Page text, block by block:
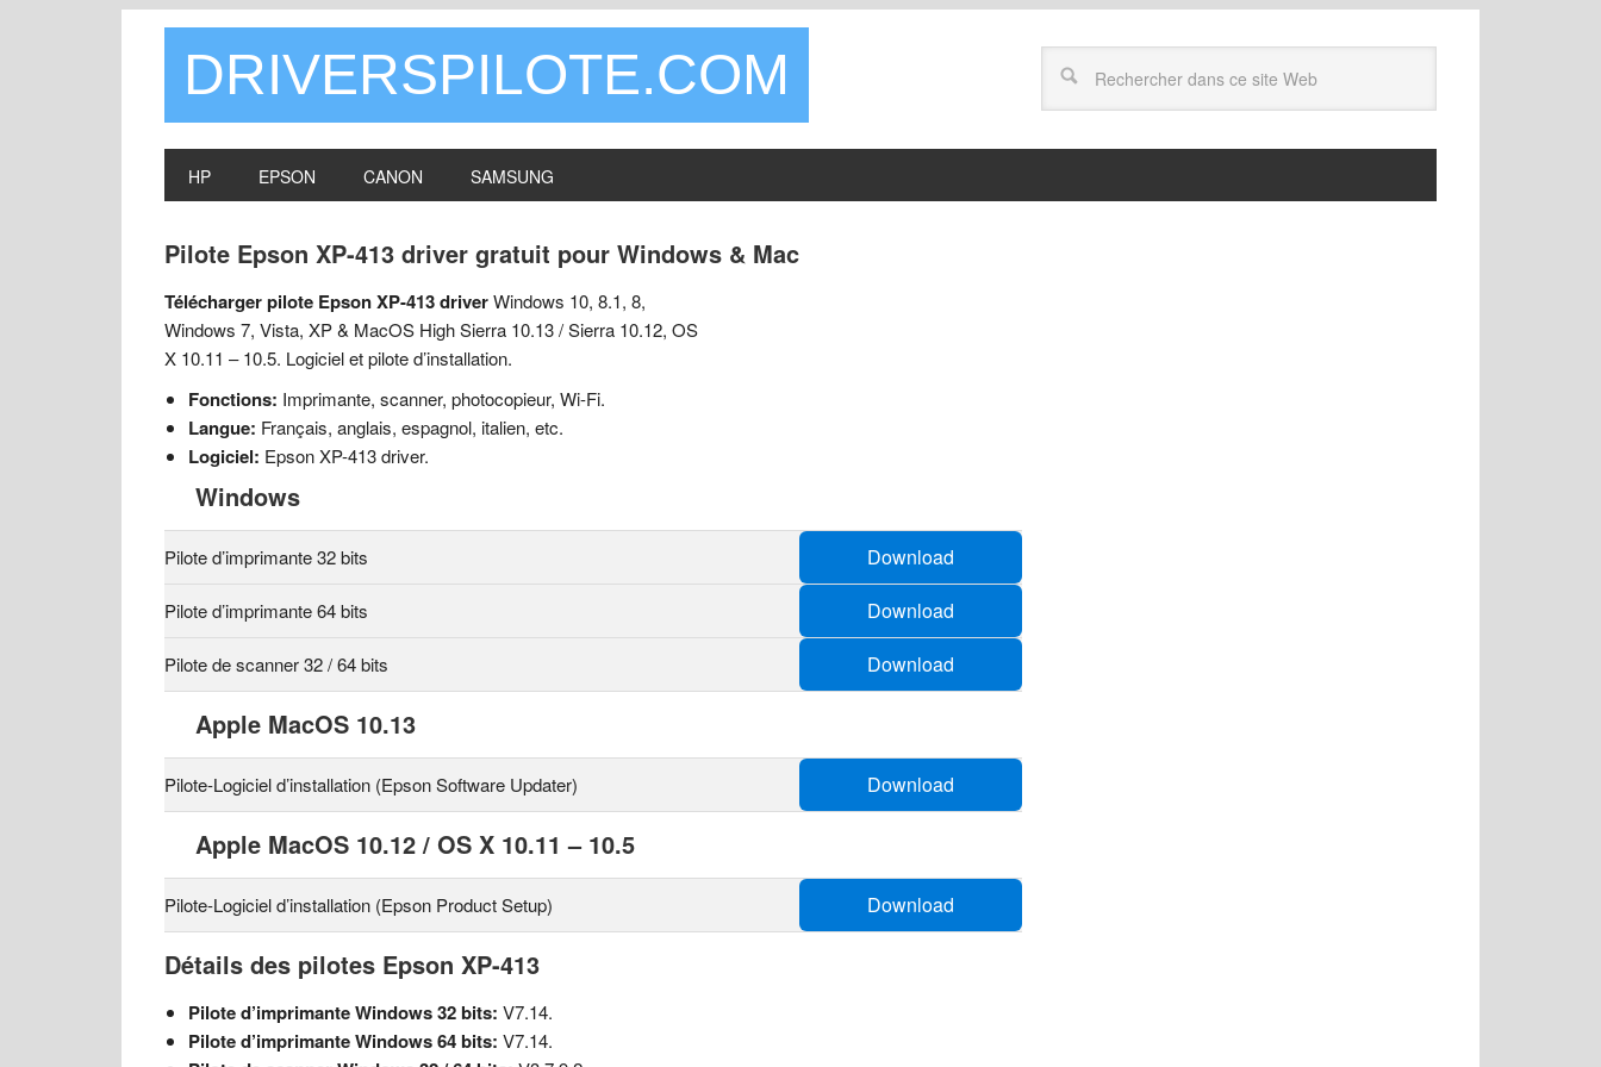
DRIVERSPILOTE.COM
HP EPSON CANON SAMSUNG
Pilote Epson XP-413 driver gratuit pour Windows & Mac
Télécharger pilote Epson XP-413 driverWindows 10, 8.1, 8,
Windows 7, Vista, XP & MacOS High Sierra 10.13 / Sierra 10.12, OS
X 10.11 – 10.5. Logiciel et pilote d’installation.
Fonctions: Imprimante, scanner, photocopieur, Wi-Fi.
Langue: Français, anglais, espagnol, italien, etc.
Logiciel: Epson XP-413 driver.
Windows
Pilote d’imprimante 32 bits Download
Pilote d’imprimante 64 bits Download
Pilote de scanner 32 / 64 bits Download
Apple MacOS 10.13
Pilote-Logiciel d’installation (Epson Software Updater) Download
Apple MacOS 10.12 / OS X 10.11 – 10.5
Pilote-Logiciel d’installation (Epson Product Setup) Download
Détails des pilotes Epson XP-413
Pilote d’imprimante Windows 32 bits: V7.14.
Pilote d’imprimante Windows 64 bits: V7.14.